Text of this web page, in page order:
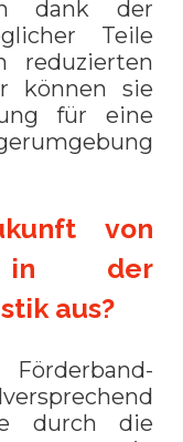
dank der
Teile
reduzierten
können sie
für eine
von
in der
aus?
durch die